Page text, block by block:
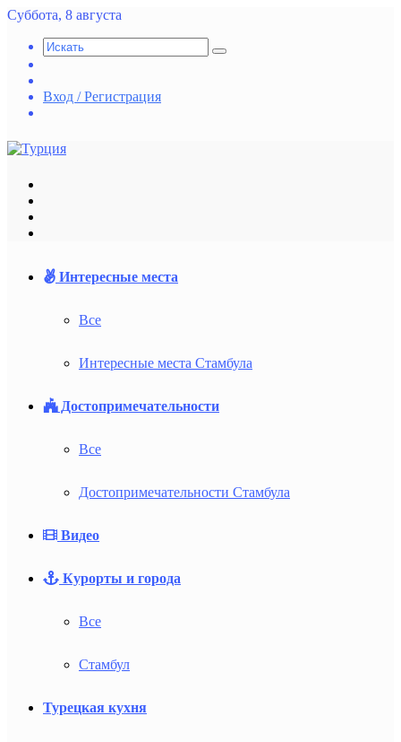
Суббота, 8 августа
Искать
статья
Вход / Регистрация
Интересные места
Все
Интересные места Стамбула
Достопримечательности
Все
Достопримечательности Стамбула
Видео
Курорты и города
Все
Стамбул
Турецкая кухня